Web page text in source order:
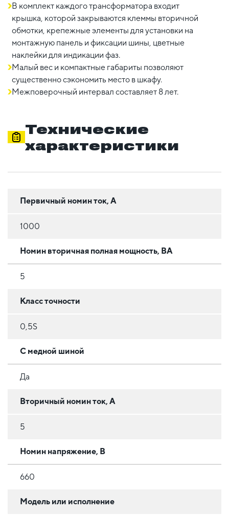
В комплект каждого трансформатора входит
крышка, которой закрываются клеммы вторичной
обмотки, крепежные элементы для установки на
монтажную панель и фиксации шины, цветные
наклейки для индикации фаз.
Малый вес и компактные габариты позволяют
существенно сэкономить место в шкафу.
Межповерочный интервал составляет 8 лет.
Технические
характеристики
Первичный номин ток, А
1000
Номин вторичная полная мощность, ВА
5
Класс точности
0,5S
С медной шиной
Да
Вторичный номин ток, А
5
Номин напряжение, В
660
Модель или исполнение